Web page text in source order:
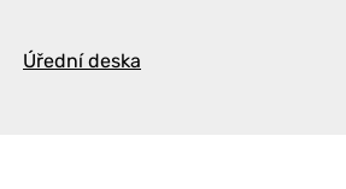
Úřední deska